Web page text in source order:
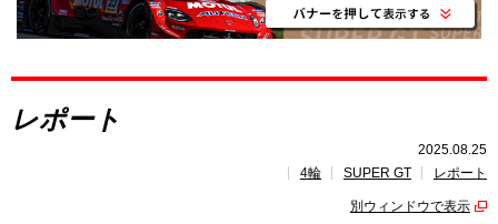
速報
レース開催スケジュール
レポート
2025.08.25
4輪
SUPER GT レポート
別ウィンドウで表示